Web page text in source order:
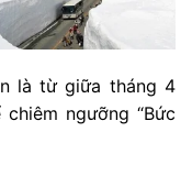
là từ giữa tháng 4
ngưỡng “Bức